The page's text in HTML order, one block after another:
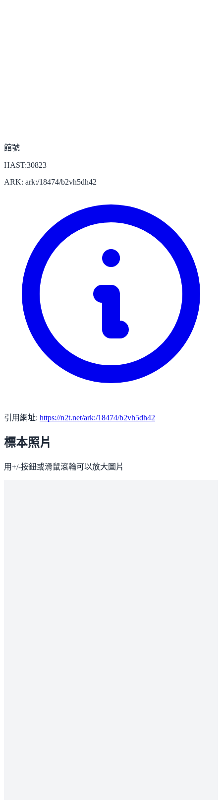
館號
HAST:30823
ARK: ark:/18474/b2vh5dh42
引用網址: https://n2t.net/ark:/18474/b2vh5dh42
標本照片
用+/-按鈕或滑鼠滾輪可以放大圖片